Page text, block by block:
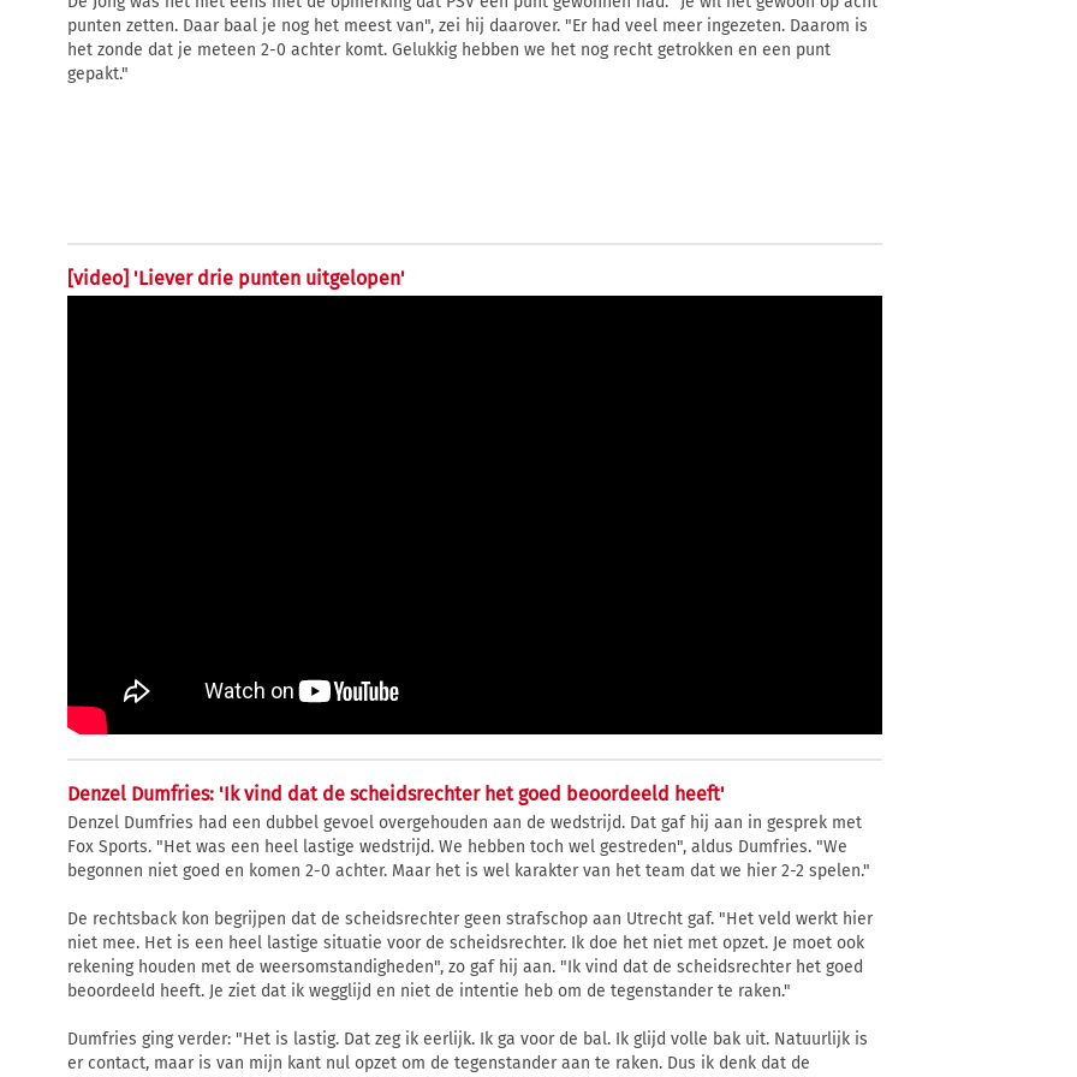
punten zetten. Daar baal je nog het meest van", zei hij daarover. "Er had veel meer ingezeten. Daarom is
het zonde dat je meteen 2-0 achter komt. Gelukkig hebben we het nog recht getrokken en een punt
gepakt."
[video] 'Liever drie punten uitgelopen'
Denzel Dumfries: 'Ik vind dat de scheidsrechter het goed beoordeeld heeft'
Denzel Dumfries had een dubbel gevoel overgehouden aan de wedstrijd. Dat gaf hij aan in gesprek met
Fox Sports. "Het was een heel lastige wedstrijd. We hebben toch wel gestreden", aldus Dumfries. "We
begonnen niet goed en komen 2-0 achter. Maar het is wel karakter van het team dat we hier 2-2 spelen."
De rechtsback kon begrijpen dat de scheidsrechter geen strafschop aan Utrecht gaf. "Het veld werkt hier
niet mee. Het is een heel lastige situatie voor de scheidsrechter. Ik doe het niet met opzet. Je moet ook
rekening houden met de weersomstandigheden", zo gaf hij aan. "Ik vind dat de scheidsrechter het goed
beoordeeld heeft. Je ziet dat ik wegglijd en niet de intentie heb om de tegenstander te raken."
Dumfries ging verder: "Het is lastig. Dat zeg ik eerlijk. Ik ga voor de bal. Ik glijd volle bak uit. Natuurlijk is
er contact, maar is van mijn kant nul opzet om de tegenstander aan te raken. Dus ik denk dat de